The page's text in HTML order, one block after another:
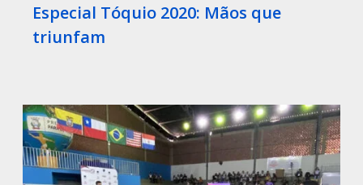
Especial Tóquio 2020: Mãos que
triunfam